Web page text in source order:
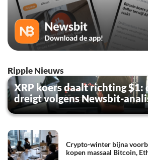
Ripple Nieuws
XRP koers daalt richting $1:
dreigt volgens Newsbit-
Crypto-winter bijna
kopen massaal Bitcoin,